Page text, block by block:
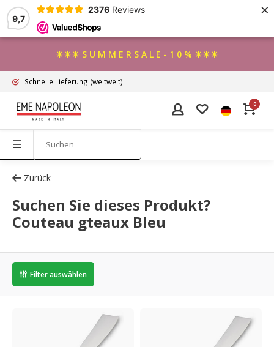
9,7
2376 Reviews ×
☀☀☀ S U M M E R S A L E - 1 0 % ☀☀☀
Schnelle Lieferung (weltweit)
0
Zurück
Suchen Sie dieses Produkt?
Couteau gteaux Bleu
Filter auswählen